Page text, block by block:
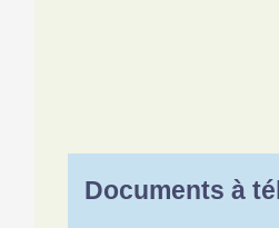
Documents à